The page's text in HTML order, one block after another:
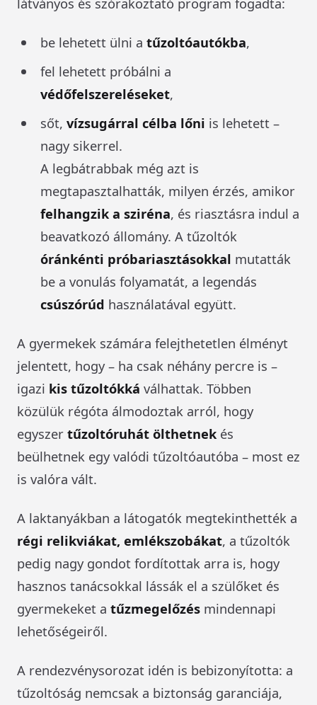
be lehetett ülni a tűzoltóautókba,
fel lehetett próbálni a
védőfelszereléseket,
sőt, vízsugárral célba lőni is lehetett –
nagy sikerrel.
A legbátrabbak még azt is
megtapasztalhatták, milyen érzés, amikor
felhangzik a sziréna, és riasztásra indul a
beavatkozó állomány. A tűzoltók
óránkénti próbariasztásokkal mutatták
be a vonulás folyamatát, a legendás
csúszórúd használatával együtt.
A gyermekek számára felejthetetlen élményt
jelentett, hogy – ha csak néhány percre is –
igazi kis tűzoltókká válhattak. Többen
közülük régóta álmodoztak arról, hogy
egyszer tűzoltóruhát ölthetnek és
beülhetnek egy valódi tűzoltóautóba – most ez
is valóra vált.
A laktanyákban a látogatók megtekinthették a
régi relikviákat, emlékszobákat, a tűzoltók
pedig nagy gondot fordítottak arra is, hogy
hasznos tanácsokkal lássák el a szülőket és
gyermekeket a tűzmegelőzés mindennapi
lehetőségeiről.
A rendezvénysorozat idén is bebizonyította: a
tűzoltóság nemcsak a biztonság garanciája,